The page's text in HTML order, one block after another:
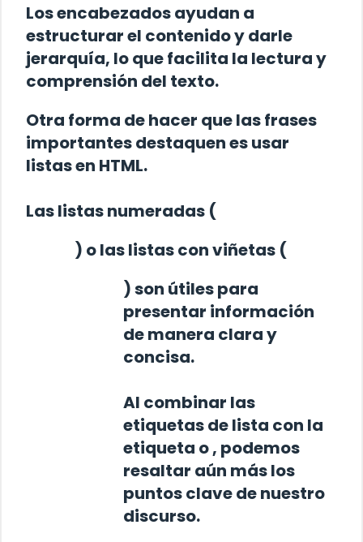
Los encabezados ayudan a
estructurar el contenido y darle
jerarquía, lo que facilita la lectura y
comprensión del texto.
Otra forma de hacer que las frases
importantes destaquen es usar
listas en HTML.
Las listas numeradas (
) o las listas con viñetas (
) son útiles para
presentar información
de manera clara y
concisa.
Al combinar las
etiquetas de lista con la
etiqueta o, podemos
resaltar aún más los
puntos clave de nuestro
discurso.